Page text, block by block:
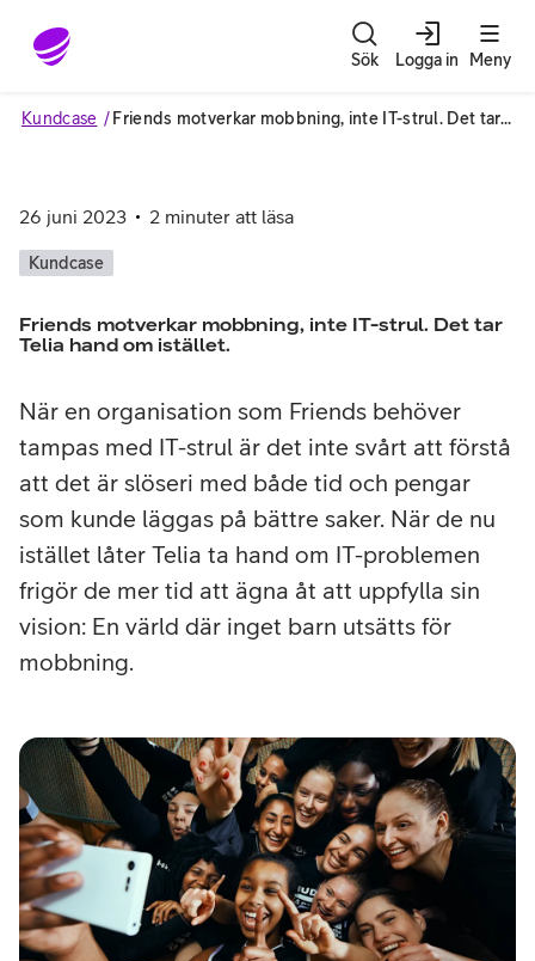
Gå till sidans innehåll
Sök Logga in Meny
Kundcase Friends motverkar mobbning, inte IT-strul. Det tar Telia hand om istället.
26 juni 2023 2 minuter att läsa
Kundcase
Friends motverkar mobbning, inte IT-strul. Det tar
Telia hand om istället.
När en organisation som Friends behöver
tampas med IT-strul är det inte svårt att förstå
att det är slöseri med både tid och pengar
som kunde läggas på bättre saker. När de nu
istället låter Telia ta hand om IT-problemen
frigör de mer tid att ägna åt att uppfylla sin
vision: En värld där inget barn utsätts för
mobbning.